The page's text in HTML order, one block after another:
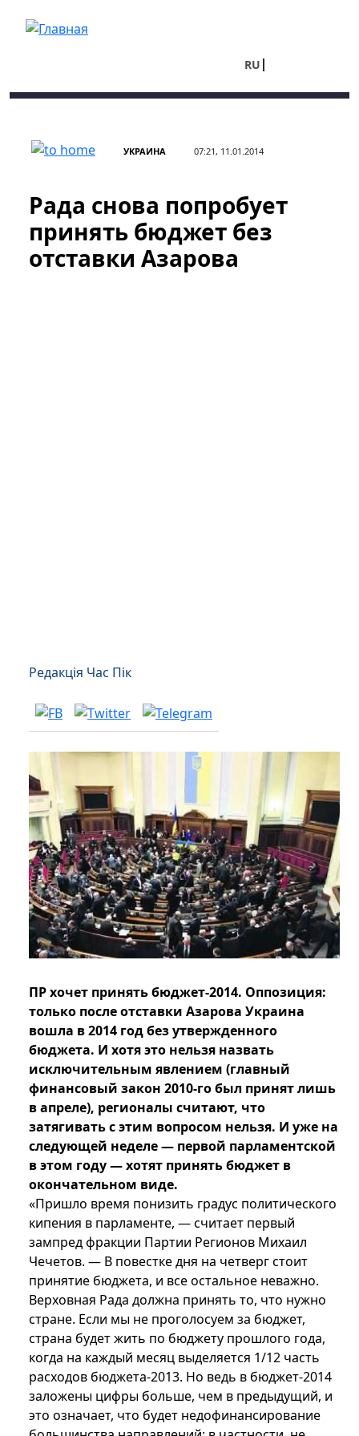
RU
УКРАИНА 07:21, 11.01.2014
Рада снова попробует
принять бюджет без
отставки Азарова
Редакція Час Пік
ПР хочет принять бюджет-2014. Оппозиция:
только после отставки Азарова Украина
вошла в 2014 год без утвержденного
бюджета. И хотя это нельзя назвать
исключительным явлением (главный
финансовый закон 2010-го был принят лишь
в апреле), регионалы считают, что
затягивать с этим вопросом нельзя. И уже на
следующей неделе — первой парламентской
в этом году — хотят принять бюджет в
окончательном виде.
«Пришло время понизить градус политического
кипения в парламенте, — считает первый
зампред фракции Партии Регионов Михаил
Чечетов. — В повестке дня на четверг стоит
принятие бюджета, и все остальное неважно.
Верховная Рада должна принять то, что нужно
стране. Если мы не проголосуем за бюджет,
страна будет жить по бюджету прошлого года,
когда на каждый месяц выделяется 1/12 часть
расходов бюджета-2013. Но ведь в бюджет-2014
заложены цифры больше, чем в предыдущий, и
это означает, что будет недофинансирование